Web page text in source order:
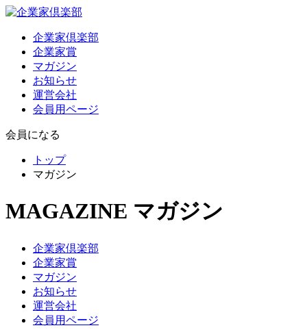
企業家倶楽部
企業家賞
マガジン
お知らせ
運営会社
会員用ページ
会員になる
トップ
マガジン
MAGAZINE マガジン
企業家倶楽部
企業家賞
マガジン
お知らせ
運営会社
会員用ページ